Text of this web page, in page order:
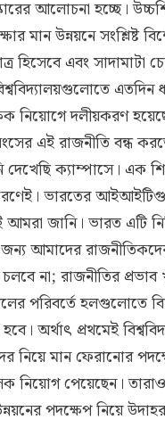
আলোচনা হচ্ছে।
মান উন্নয়নে সংশ্লিষ্ট
হিসেবে এবং
এতদিন
নিয়োগে দলীয়করণ
এই রাজনীতি বন্ধ
ক্যাম্পাসে। এক
ভারতের
আমরা জানি। ভারত এটি
আমাদের
না; রাজনীতির প্রভাব
পরিবর্তে হলগুলোতে
অর্থাৎ প্রথমেই
নিয়ে মান ফেরানোর
নিয়োগ পেয়েছেন।
পদক্ষেপ নিয়ে